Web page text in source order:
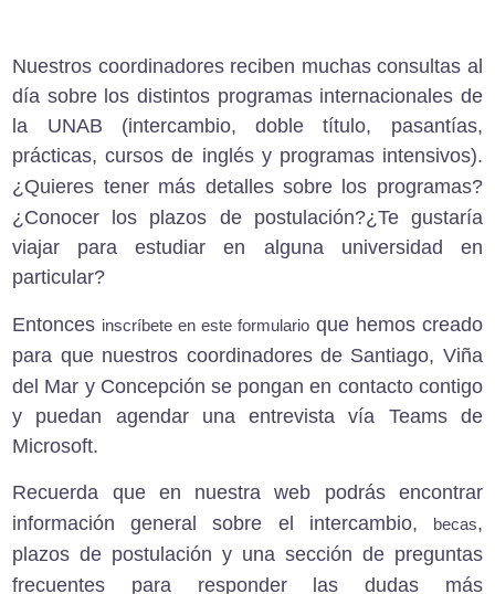
Nuestros coordinadores reciben muchas consultas al
día sobre los distintos programas internacionales de
la UNAB (intercambio, doble título, pasantías,
prácticas, cursos de inglés y programas intensivos).
¿Quieres tener más detalles sobre los programas?
¿Conocer los plazos de postulación?¿Te gustaría
viajar para estudiar en alguna universidad en
particular?
Entonces inscríbete en este formularioque hemos creado
para que nuestros coordinadores de Santiago, Viña
del Mar y Concepción se pongan en contacto contigo
y puedan agendar una entrevista vía Teams de
Microsoft.
Recuerda que en nuestra web podrás encontrar
información general sobre el intercambio, becas,
plazos de postulacióny una sección de preguntas
frecuentes
para responder las dudas más